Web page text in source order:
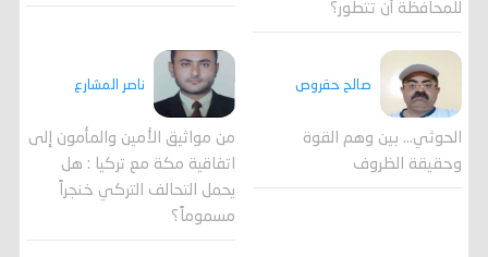
للمحافظة أن تتطور؟
صالح حقروص
الحوثي... بين وهم القوة
وحقيقة الظروف
ناصر المشارع
من مواثيق الأمين والمأمون إلى
اتفاقية مكة مع تركيا : هل
يحمل التحالف التركي خنجراً
مسموماً؟